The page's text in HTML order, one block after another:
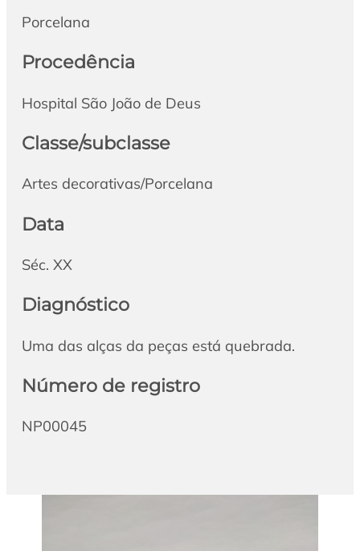
Porcelana
Procedência
Hospital São João de Deus
Classe/subclasse
Artes decorativas/Porcelana
Data
Séc. XX
Diagnóstico
Uma das alças da peças está quebrada.
Número de registro
NP00045